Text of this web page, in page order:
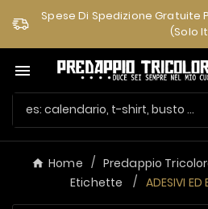
Spese Di Spedizione Gratuite
(solo

Home Predappio
Etichette
ADESIVI ED